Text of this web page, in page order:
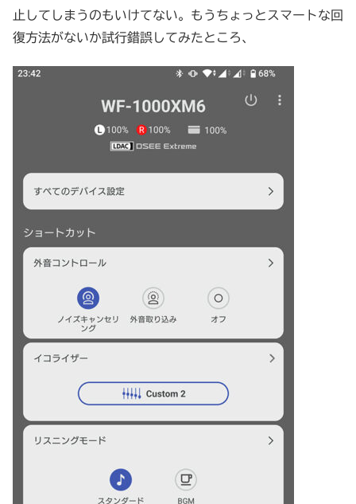
止してしまうのもいけてない。もうちょっとスマートな回
復方法がないか試行錯誤してみたところ、